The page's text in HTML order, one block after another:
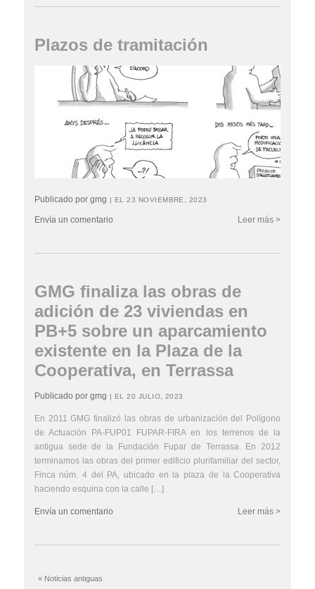
Plazos de tramitación
Publicado por gmg | EL 23 NOVIEMBRE, 2023
Leer más >
Envía un comentario
GMG finaliza las obras de
adición de 23 viviendas en
PB+5 sobre un aparcamiento
existente en la Plaza de la
Cooperativa, en Terrassa
Publicado por gmg | EL 20 JULIO, 2023
En 2011 GMG finalizó las obras de urbanización del Polígono
de Actuación PA-FUP01 FUPAR-FIRA en los terrenos de la
antigua sede de la Fundación Fupar de Terrassa. En 2012
terminamos las obras del primer edificio plurifamiliar del sector,
Finca núm. 4 del PA, ubicado en la plaza de la Cooperativa
haciendo esquina con la calle […]
Leer más >
Envía un comentario
« Noticias antiguas